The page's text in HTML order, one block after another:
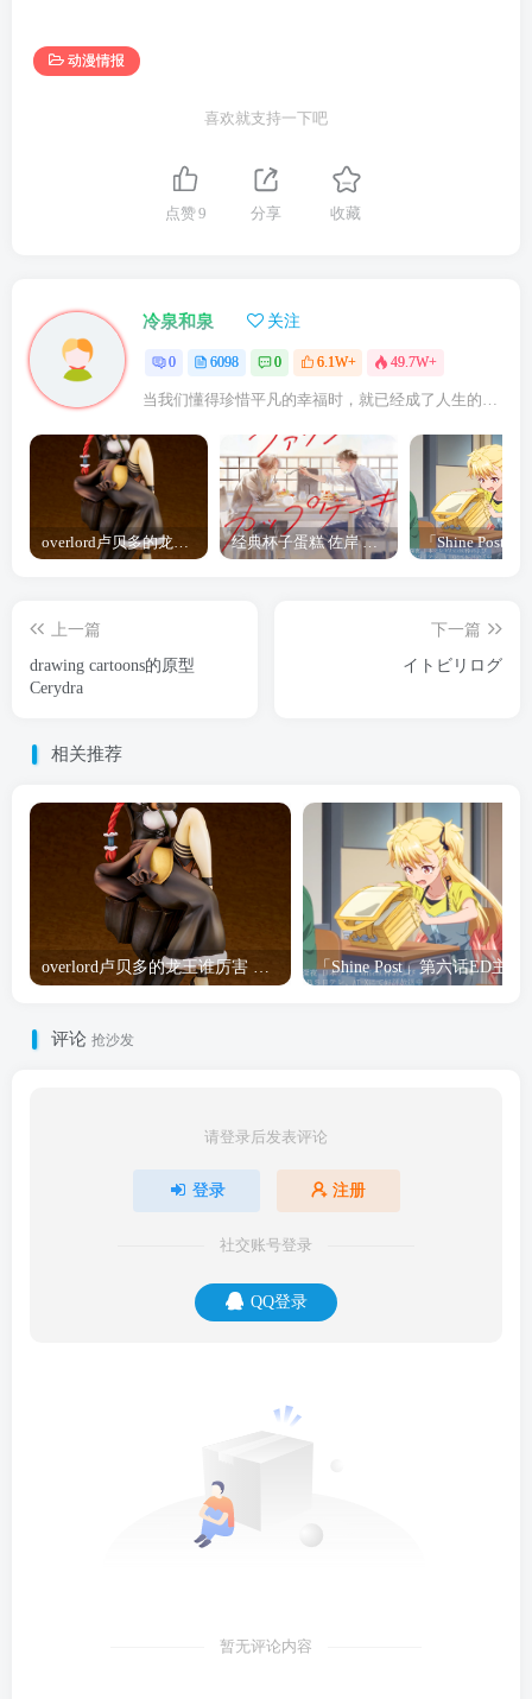
动漫情报
喜欢就支持一下吧
点赞9 分享 收藏
冷泉和泉 关注
0 6098 0 6.1W+ 49.7W+
当我们懂得珍惜平凡的幸福时，就已经成了人生的赢家
overlord卢贝多的龙王谁厉害 「Overlord」露普斯蕾琪娜·贝塔手办开订 经典杯子蛋糕 佐岸 漫画「经典杯子蛋糕」宣布真人日剧化
上一篇
drawing cartoons的原型
Cerydra
下一篇
イトビリログ
相关推荐
评论 抢沙发
请登录后发表评论
登录 注册
社交账号登录
QQ登录
暂无评论内容